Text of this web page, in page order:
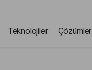
Teknolojiler Çözümler